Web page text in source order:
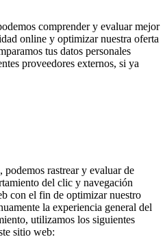
comprender y evaluar mejor
online y optimizar nuestra oferta
tus datos personales
proveedores externos, si ya
podemos rastrear y evaluar de
del clic y navegación
con el fin de optimizar nuestro
la experiencia general del
utilizamos los siguientes
sitio web: